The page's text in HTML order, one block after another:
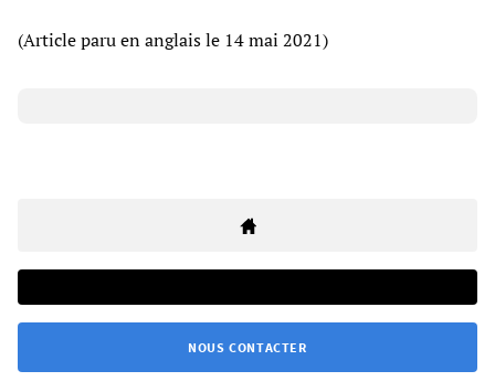
(Article paru en anglais le 14 mai 2021)
NOUS CONTACTER